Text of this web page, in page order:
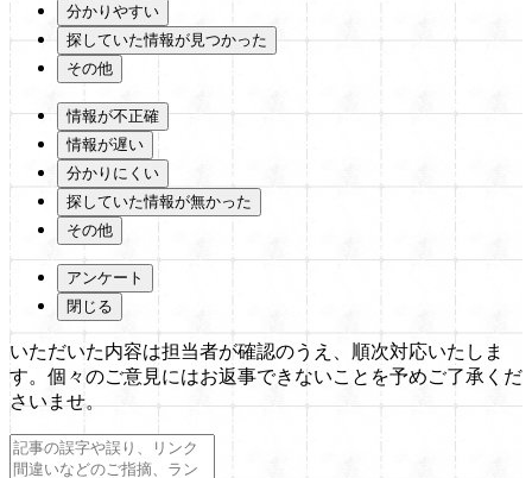
分かりやすい
探していた情報が見つかった
その他
情報が不正確
情報が遅い
分かりにくい
探していた情報が無かった
その他
アンケート
閉じる
いただいた内容は担当者が確認のうえ、順次対応いたしま
す。個々のご意見にはお返事できないことを予めご了承くだ
さいませ。